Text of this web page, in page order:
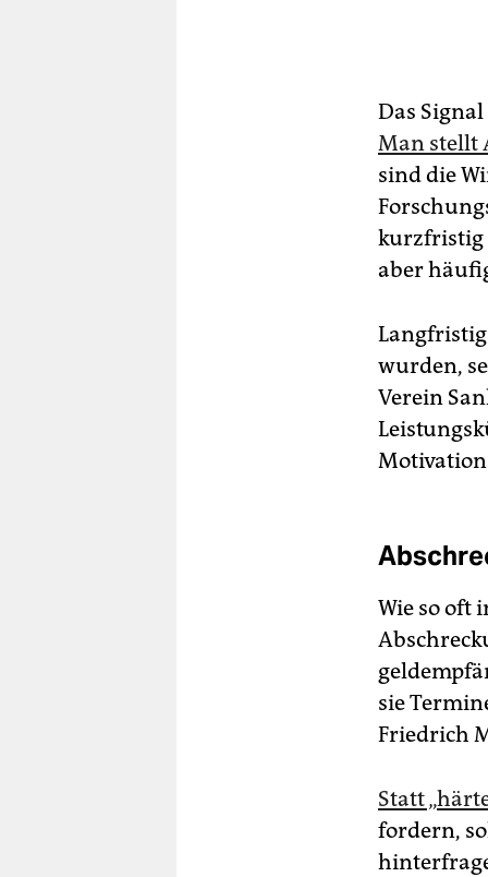
Das
Man stellt
sind die
kurzfristig
aber
Langfristig
wurden,
Verein
Motivation
Wie so oft
sie
Friedrich
Statt
fordern,